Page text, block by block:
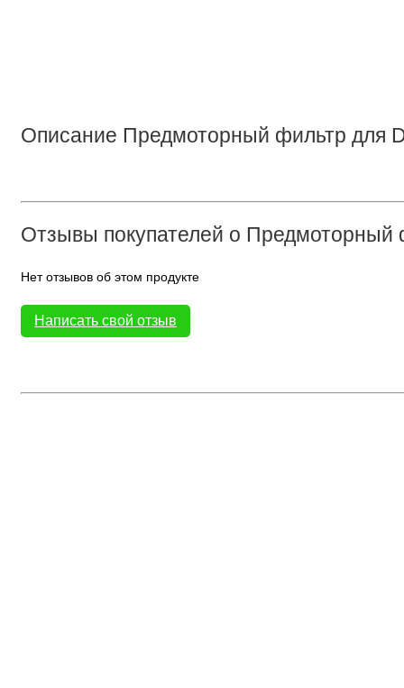
Описание Предмоторный фильтр для
Отзывы покупателей о Предмоторный
Нет отзывов об этом продукте
Написать свой отзыв